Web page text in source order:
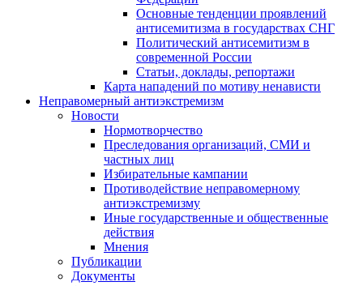
Основные тенденции проявлений
антисемитизма в государствах СНГ
Политический антисемитизм в
современной России
Статьи, доклады, репортажи
Карта нападений по мотиву ненависти
Неправомерный антиэкстремизм
Новости
Нормотворчество
Преследования организаций, СМИ и
частных лиц
Избирательные кампании
Противодействие неправомерному
антиэкстремизму
Иные государственные и общественные
действия
Мнения
Публикации
Документы